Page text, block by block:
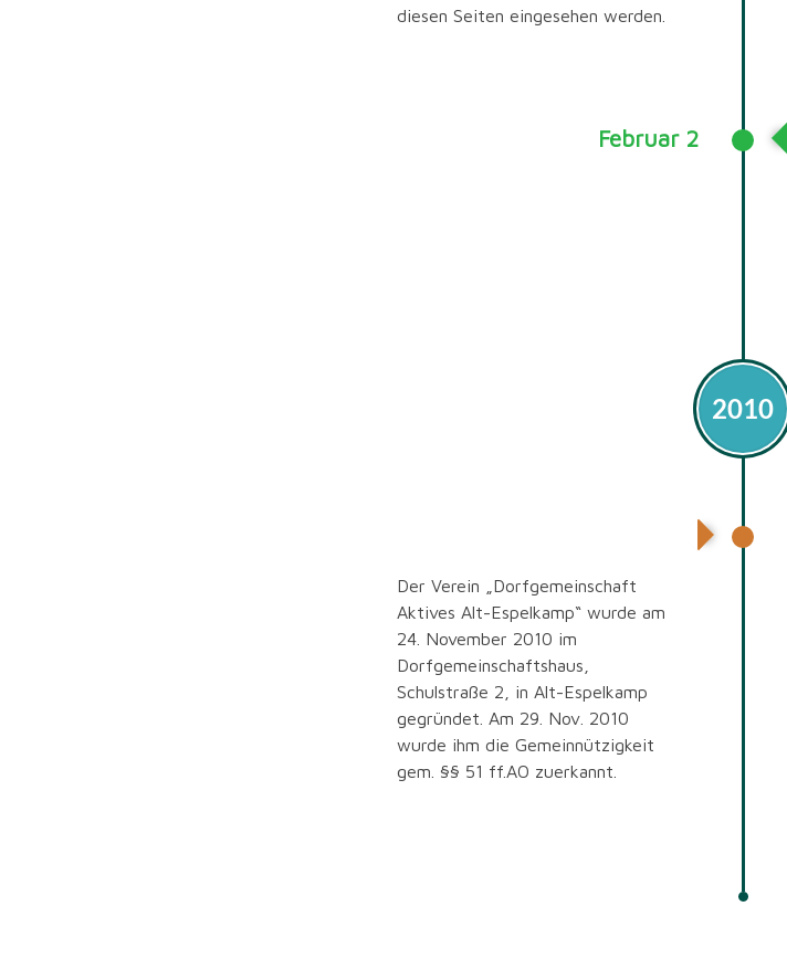
diesen Seiten eingesehen werden.
Februar 2
2010
Der Verein „Dorfgemeinschaft
Aktives Alt-Espelkamp“ wurde am
24. November 2010 im
Dorfgemeinschaftshaus,
Schulstraße 2, in Alt-Espelkamp
gegründet. Am 29. Nov. 2010
wurde ihm die Gemeinnützigkeit
gem. §§ 51 ff.AO zuerkannt.